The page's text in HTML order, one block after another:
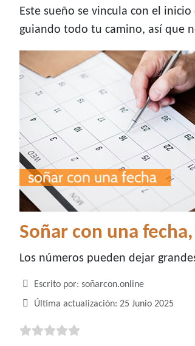
Este sueño se vincula con el
guiando todo tu camino, así que
Soñar con una
Los números pueden dejar
Detalles
Escrito por: soñarcon.online
Última actualización: 25 Junio 2025